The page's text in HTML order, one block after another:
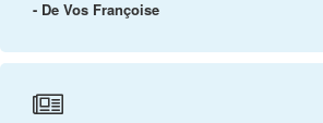
- De Vos Françoise